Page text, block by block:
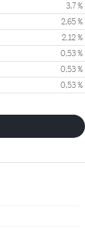
3,7 %
2,65 %
2,12 %
0,53 %
0,53 %
0,53 %